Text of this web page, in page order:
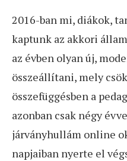
2016-ban mi, diákok,
kaptunk az akkori
az évben olyan új,
összeállítani, mely
összefüggésben a
azonban csak négy
járványhullám online
napjaiban nyerte el